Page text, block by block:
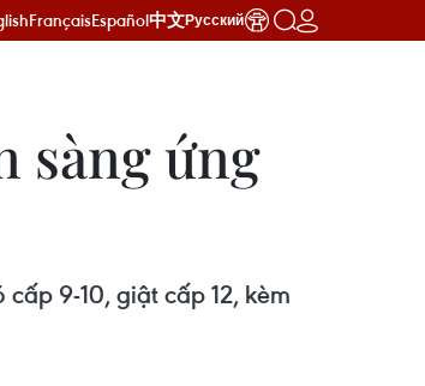
FrançaisEspañol中文Русский
sàng ứng
9-10, giật cấp 12, kèm